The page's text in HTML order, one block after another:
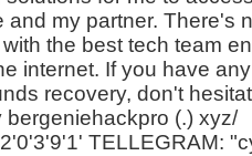
and my partner. There's
the best tech team
internet. If you have
recovery, don't
(.) xyz/
TELLEGRAM: